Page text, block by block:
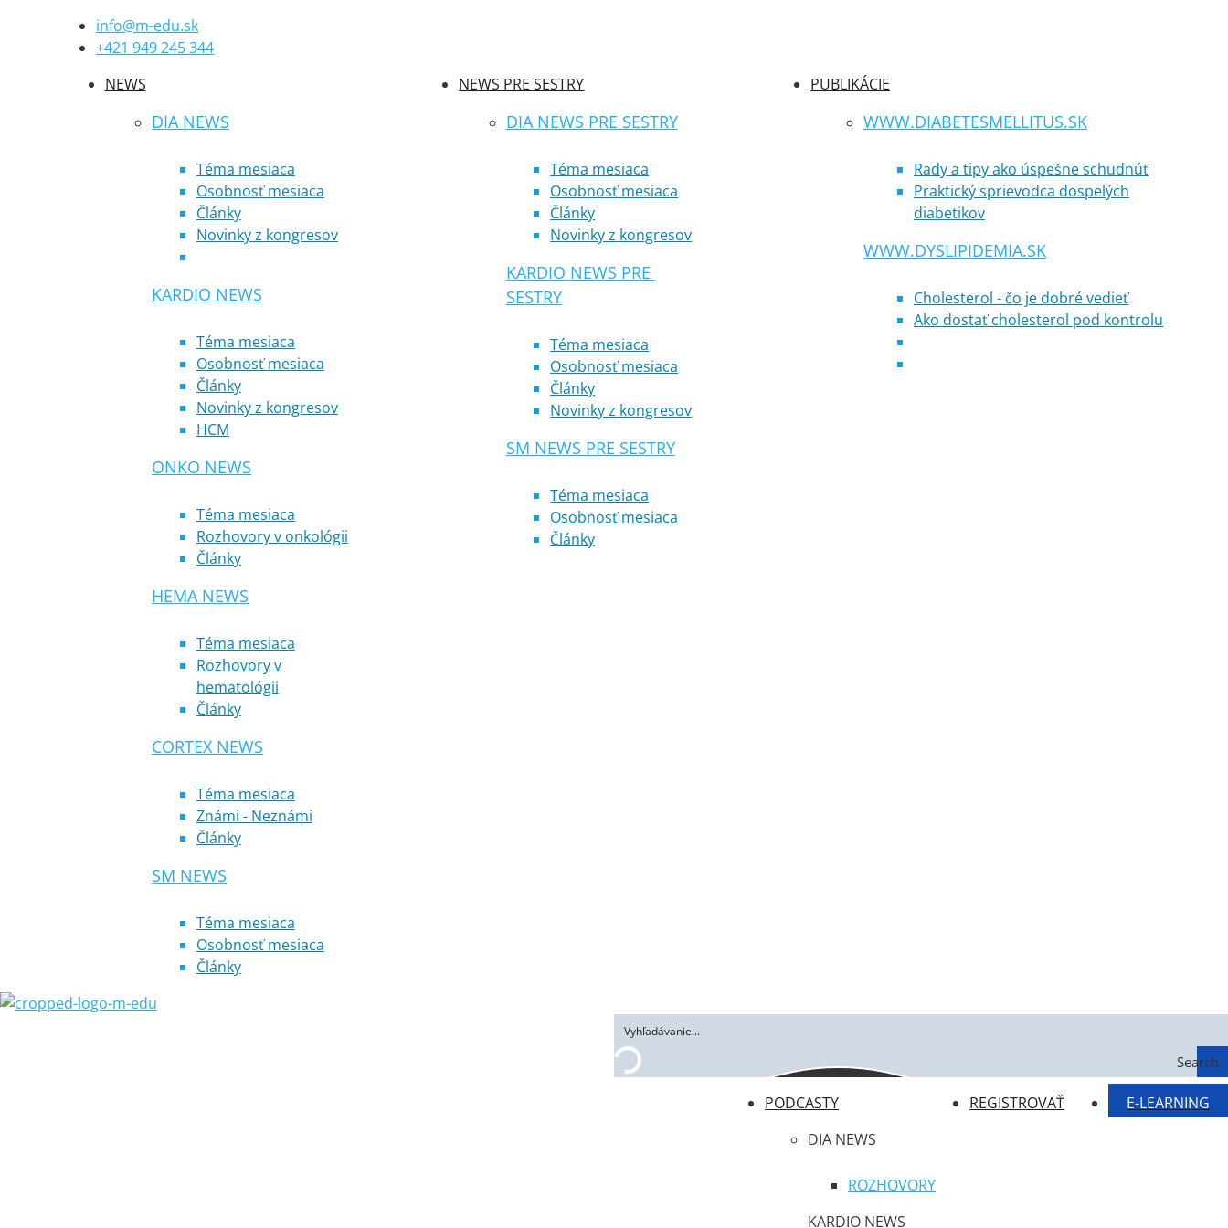
info@m-edu.sk
+421 949 245 344
NEWS
DIA NEWS
Téma mesiaca
Osobnosť mesiaca
Články
Novinky z kongresov
KARDIO NEWS
Téma mesiaca
Osobnosť mesiaca
Články
Novinky z kongresov
HCM
ONKO NEWS
Téma mesiaca
Rozhovory v onkológii
Články
HEMA NEWS
Téma mesiaca
Rozhovory v
hematológii
Články
CORTEX NEWS
Téma mesiaca
Známi - Neznámi
Články
SM NEWS
Téma mesiaca
Osobnosť mesiaca
Články
NEWS PRE SESTRY
DIA NEWS PRE SESTRY
Téma mesiaca
Osobnosť mesiaca
Články
Novinky z kongresov
KARDIO NEWS PRE
SESTRY
Téma mesiaca
Osobnosť mesiaca
Články
Novinky z kongresov
SM NEWS PRE SESTRY
Téma mesiaca
Osobnosť mesiaca
Články
PUBLIKÁCIE
WWW.DIABETESMELLITUS.SK
Rady a tipy ako úspešne schudnúť
Praktický sprievodca dospelých
diabetikov
WWW.DYSLIPIDEMIA.SK
Cholesterol - čo je dobré vedieť
Ako dostať cholesterol pod kontrolu
Search
PODCASTY
DIA NEWS
ROZHOVORY
KARDIO NEWS
REGISTROVAŤ E-LEARNING